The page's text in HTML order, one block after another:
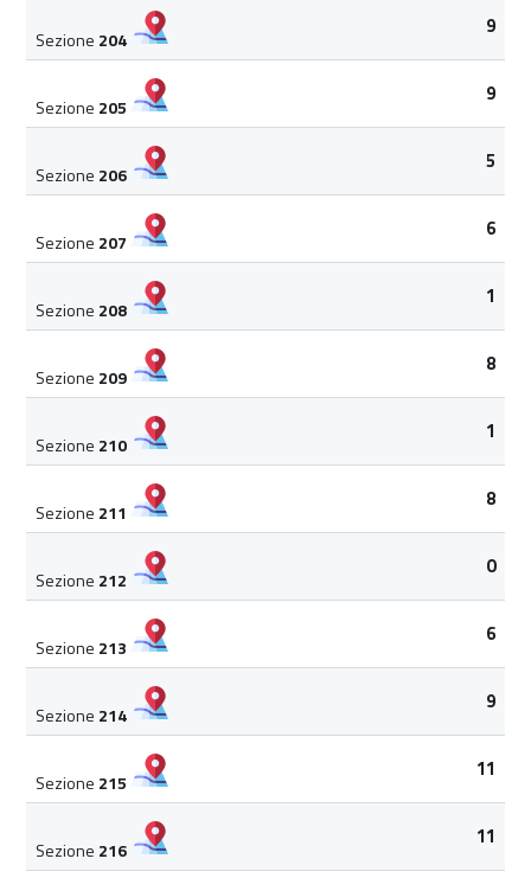
Sezione 204
9
Sezione 205
9
Sezione 206
5
Sezione 207
6
Sezione 208
1
Sezione 209
8
Sezione 210
1
Sezione 211
8
Sezione 212
0
Sezione 213
6
Sezione 214
9
Sezione 215
11
Sezione 216
11